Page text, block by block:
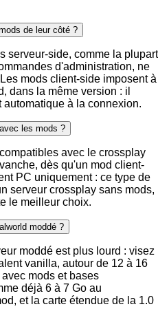
de leur côté ?
serveur-side, comme la plupart
d'administration, ne
mods client-side imposent à
dans la même version : il
à la connexion.
les mods ?
avec le crossplay
dès qu'un mod client-
PC uniquement : ce type de
serveur crossplay sans mods,
le meilleur choix.
moddé ?
moddé est plus lourd : visez
vanilla, autour de 12 à 16
mods et bases
déjà 6 à 7 Go au
et la carte étendue de la 1.0